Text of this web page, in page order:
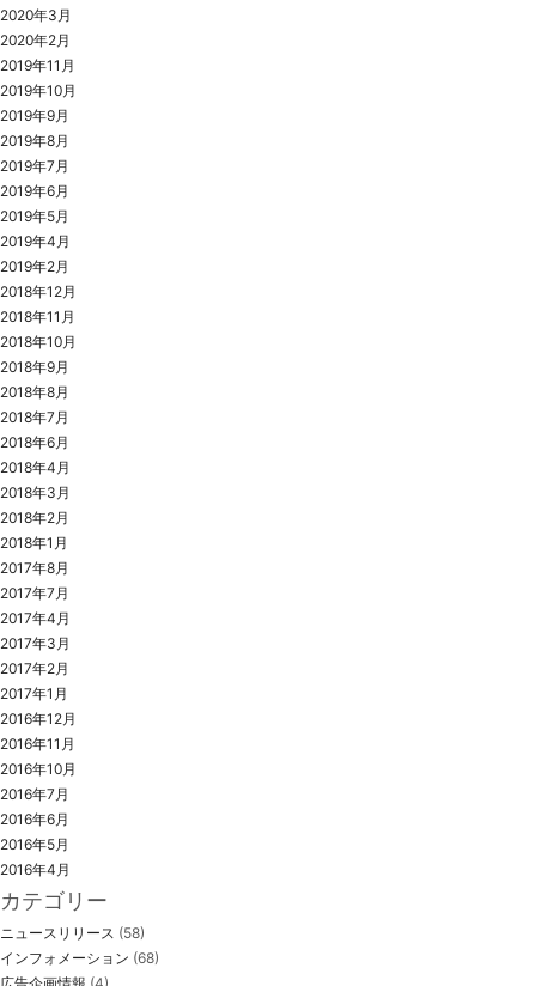
2020年3月
2020年2月
2019年11月
2019年10月
2019年9月
2019年8月
2019年7月
2019年6月
2019年5月
2019年4月
2019年2月
2018年12月
2018年11月
2018年10月
2018年9月
2018年8月
2018年7月
2018年6月
2018年4月
2018年3月
2018年2月
2018年1月
2017年8月
2017年7月
2017年4月
2017年3月
2017年2月
2017年1月
2016年12月
2016年11月
2016年10月
2016年7月
2016年6月
2016年5月
2016年4月
カテゴリー
ニュースリリース (58)
インフォメーション (68)